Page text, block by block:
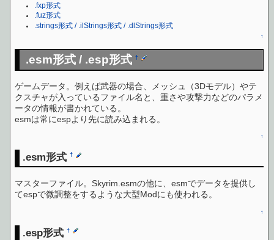
.fxp形式
.fuz形式
.strings形式 / .ilStrings形式 / .dlStrings形式
↑
.esm形式 / .esp形式†
ゲームデータ。例えば武器の場合、メッシュ（3Dモデル）やテ
クスチャが入っているファイル名と、重さや攻撃力などのパラメ
ータの情報が書かれている。
esmは常にespより先に読み込まれる。
↑
.esm形式†
マスターファイル。Skyrim.esmの他に、esmでデータを提供し
てespで微調整をするような大型Modにも使われる。
↑
.esp形式†